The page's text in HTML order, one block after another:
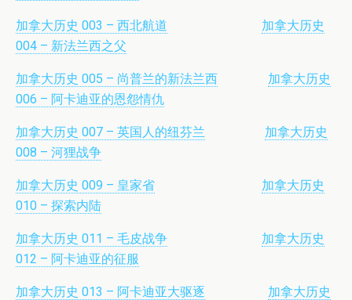
加拿大历史 003 – 西北航道
加拿大历史
004 – 新法兰西之父
加拿大历史 005 – 尚普兰的新法兰西
加拿大历史
006 – 阿卡迪亚的恩怨情仇
加拿大历史 007 – 英国人的纽芬兰
加拿大历史
008 – 河狸战争
加拿大历史 009 – 皇家省
加拿大历史
010 – 探索内陆
加拿大历史 011 – 毛皮战争
加拿大历史
012 – 阿卡迪亚的征服
加拿大历史 013 – 阿卡迪亚大驱逐
加拿大历史